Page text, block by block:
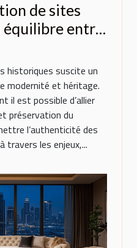
de sites
entre
historiques suscite un
modernité et héritage.
il est possible d’allier
préservation du
l’authenticité des
travers les enjeux,...